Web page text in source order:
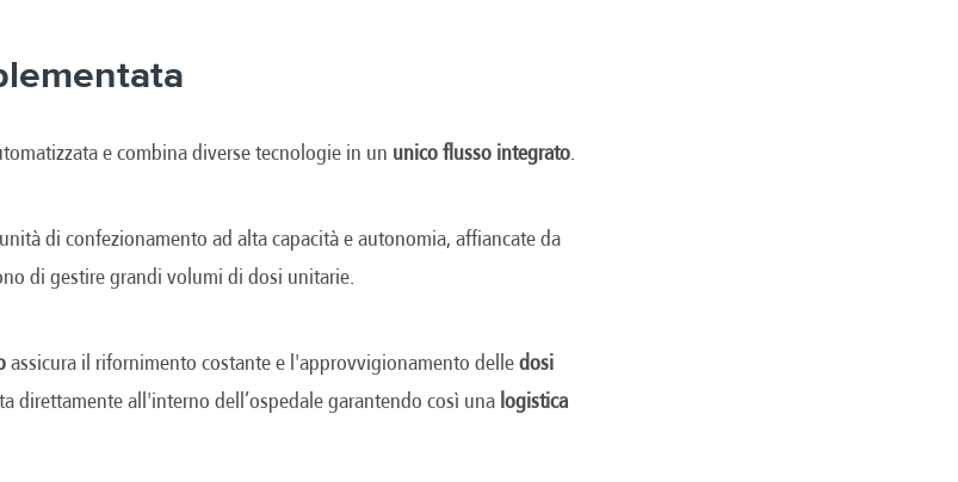
e combina diverse tecnologie in un unico flusso integrato.
unità di confezionamento ad alta capacità e autonomia, affiancate da
di gestire grandi volumi di dosi unitarie.
assicura il rifornimento costante e l'approvvigionamento delledosi
direttamente all'interno dell’ospedale garantendo così una logistica